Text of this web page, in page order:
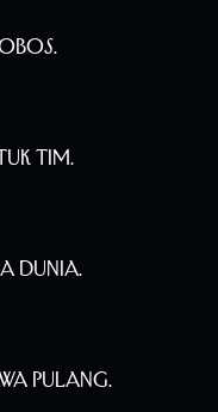
Tim.
Dunia.
Pulang.